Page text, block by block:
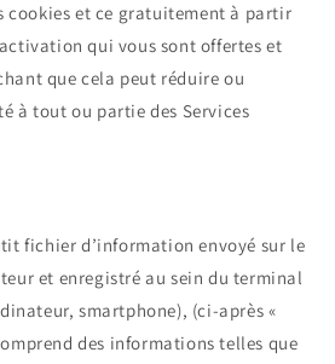
cookies et ce gratuitement à partir
qui vous sont offertes et
que cela peut réduire ou
à tout ou partie des Services
fichier d’information envoyé sur le
et enregistré au sein du terminal
smartphone), (ci-après «
des informations telles que